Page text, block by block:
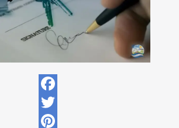
Facebook
Twitter